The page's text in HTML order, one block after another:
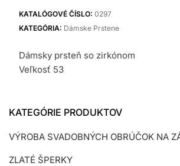
KATALÓGOVÉ ČÍSLO: 0297
KATEGÓRIA: Dámske Prstene
Dámsky prsteň so zirkónom
Veľkosť 53
KATEGÓRIE PRODUKTOV
VÝROBA SVADOBNÝCH OBRÚČOK NA
ZLATÉ ŠPERKY